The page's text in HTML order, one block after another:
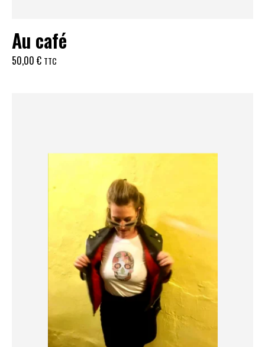
Au café
50,00 € TTC